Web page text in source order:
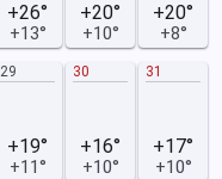
+26°
+13°
+20°
+10°
+20°
+8°
29
+19°
+11°
30
+16°
+10°
31
+17°
+10°